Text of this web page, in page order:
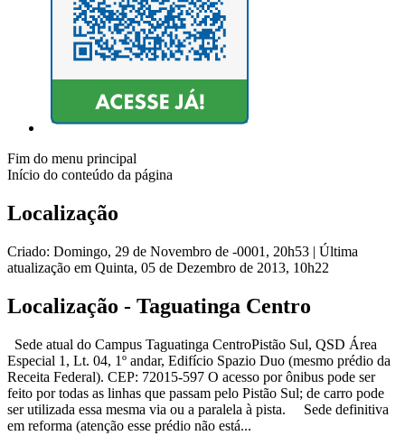
Fim do menu principal
Início do conteúdo da página
Localização
Criado: Domingo, 29 de Novembro de -0001, 20h53 | Última
atualização em Quinta, 05 de Dezembro de 2013, 10h22
Localização - Taguatinga Centro
Sede atual do Campus Taguatinga CentroPistão Sul, QSD Área
Especial 1, Lt. 04, 1º andar, Edifício Spazio Duo (mesmo prédio da
Receita Federal). CEP: 72015-597 O acesso por ônibus pode ser
feito por todas as linhas que passam pelo Pistão Sul; de carro pode
ser utilizada essa mesma via ou a paralela à pista. Sede definitiva
em reforma (atenção esse prédio não está...